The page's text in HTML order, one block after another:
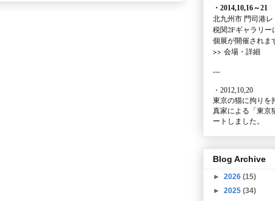
・2014,10,16～21
北九州市 門司港
税関2Fギャラリー
個展が開催されま
>> 会場・詳細
---
・2012,10,20
東京の猫に拘りを
真家による 「東
ートしました。
Blog Archive
► 2026 (15)
► 2025 (34)